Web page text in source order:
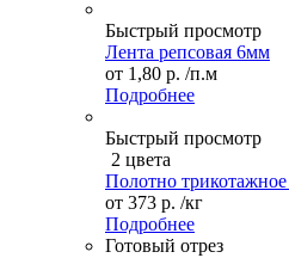
Быстрый просмотр
Лента репсовая 6мм
от 1,80 р. /п.м
Подробнее
Быстрый просмотр
2 цвета
Полотно
от 373 р. /кг
Подробнее
Готовый отрез